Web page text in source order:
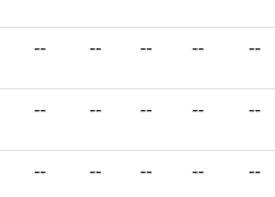
-- -- -- -- --
-- -- -- -- --
-- -- -- -- --